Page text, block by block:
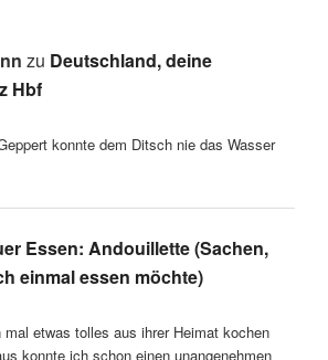
zu Deutschland, deine
Hbf
konnte dem Ditsch nie das Wasser
Essen: Andouillette (Sachen,
einmal essen möchte)
mal etwas tolles aus ihrer Heimat kochen
konnte ich schon einen unangenehmen